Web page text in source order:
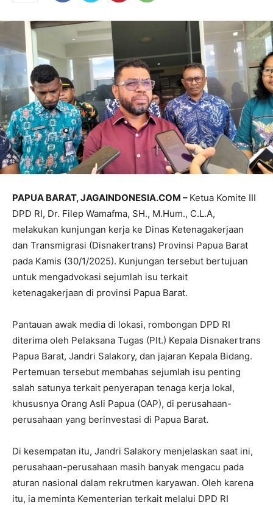
PAPUA BARAT, JAGAINDONESIA.COM – Ketua Komite III
DPD RI, Dr. Filep Wamafma, SH., M.Hum., C.L.A,
melakukan kunjungan kerja ke Dinas Ketenagakerjaan
dan Transmigrasi (Disnakertrans) Provinsi Papua Barat
pada Kamis (30/1/2025). Kunjungan tersebut bertujuan
untuk mengadvokasi sejumlah isu terkait
ketenagakerjaan di provinsi Papua Barat.
Pantauan awak media di lokasi, rombongan DPD RI
diterima oleh Pelaksana Tugas (Plt.) Kepala Disnakertrans
Papua Barat, Jandri Salakory, dan jajaran Kepala Bidang.
Pertemuan tersebut membahas sejumlah isu penting
salah satunya terkait penyerapan tenaga kerja lokal,
khususnya Orang Asli Papua (OAP), di perusahaan-
perusahaan yang berinvestasi di Papua Barat.
Di kesempatan itu, Jandri Salakory menjelaskan saat ini,
perusahaan-perusahaan masih banyak mengacu pada
aturan nasional dalam rekrutmen karyawan. Oleh karena
itu, ia meminta Kementerian terkait melalui DPD RI